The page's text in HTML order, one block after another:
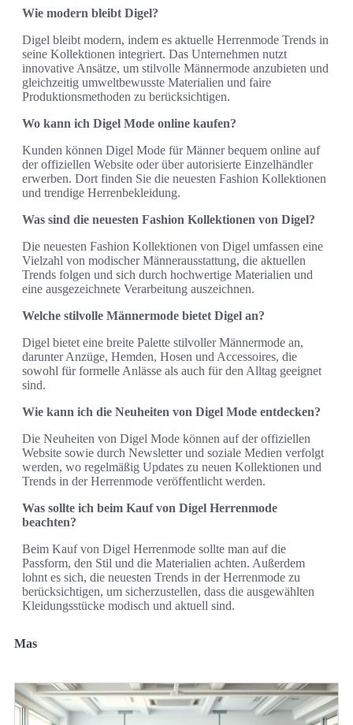
Wie modern bleibt Digel?
Digel bleibt modern, indem es aktuelle Herrenmode Trends in
seine Kollektionen integriert. Das Unternehmen nutzt
innovative Ansätze, um stilvolle Männermode anzubieten und
gleichzeitig umweltbewusste Materialien und faire
Produktionsmethoden zu berücksichtigen.
Wo kann ich Digel Mode online kaufen?
Kunden können Digel Mode für Männer bequem online auf
der offiziellen Website oder über autorisierte Einzelhändler
erwerben. Dort finden Sie die neuesten Fashion Kollektionen
und trendige Herrenbekleidung.
Was sind die neuesten Fashion Kollektionen von Digel?
Die neuesten Fashion Kollektionen von Digel umfassen eine
Vielzahl von modischer Männerausstattung, die aktuellen
Trends folgen und sich durch hochwertige Materialien und
eine ausgezeichnete Verarbeitung auszeichnen.
Welche stilvolle Männermode bietet Digel an?
Digel bietet eine breite Palette stilvoller Männermode an,
darunter Anzüge, Hemden, Hosen und Accessoires, die
sowohl für formelle Anlässe als auch für den Alltag geeignet
sind.
Wie kann ich die Neuheiten von Digel Mode entdecken?
Die Neuheiten von Digel Mode können auf der offiziellen
Website sowie durch Newsletter und soziale Medien verfolgt
werden, wo regelmäßig Updates zu neuen Kollektionen und
Trends in der Herrenmode veröffentlicht werden.
Was sollte ich beim Kauf von Digel Herrenmode
beachten?
Beim Kauf von Digel Herrenmode sollte man auf die
Passform, den Stil und die Materialien achten. Außerdem
lohnt es sich, die neuesten Trends in der Herrenmode zu
berücksichtigen, um sicherzustellen, dass die ausgewählten
Kleidungsstücke modisch und aktuell sind.
Mas